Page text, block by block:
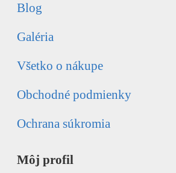
Blog
Galéria
Všetko o nákupe
Obchodné podmienky
Ochrana súkromia
Môj profil